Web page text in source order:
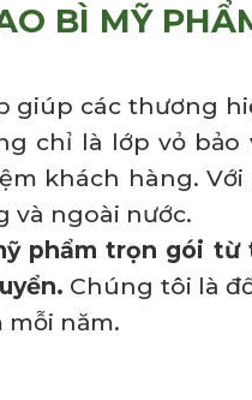
BÌ MỸ
giúp các thương
chỉ là lớp vỏ bảo
khách hàng. Với
và ngoài nước.
phẩm trọn gói
Chúng tôi là
năm.